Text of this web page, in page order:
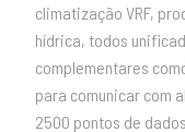
climatização VRF,
hídrica, todos
complementares
para comunicar com
2500 pontos de